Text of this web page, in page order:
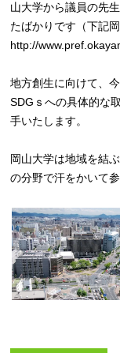
山大学から議員の先
たばかりです（下記
http://
地方創生に向けて、
SDGｓへの具体的な
手いたします。
岡山大学は地域を結
の分野で汗をかいて参